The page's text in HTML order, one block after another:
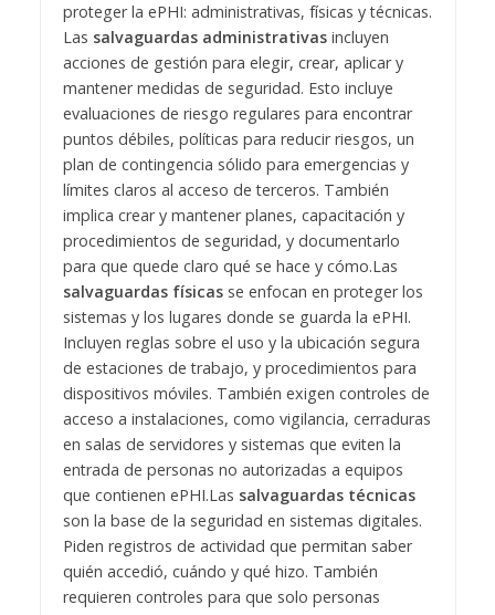
proteger la ePHI: administrativas, físicas y técnicas.
Las salvaguardas administrativasincluyen
acciones de gestión para elegir, crear, aplicar y
mantener medidas de seguridad. Esto incluye
evaluaciones de riesgo regulares para encontrar
puntos débiles, políticas para reducir riesgos, un
plan de contingencia sólido para emergencias y
límites claros al acceso de terceros. También
implica crear y mantener planes, capacitación y
procedimientos de seguridad, y documentarlo
para que quede claro qué se hace y cómo.Las
salvaguardas físicasse enfocan en proteger los
sistemas y los lugares donde se guarda la ePHI.
Incluyen reglas sobre el uso y la ubicación segura
de estaciones de trabajo, y procedimientos para
dispositivos móviles. También exigen controles de
acceso a instalaciones, como vigilancia, cerraduras
en salas de servidores y sistemas que eviten la
entrada de personas no autorizadas a equipos
que contienen ePHI.Las salvaguardas técnicas
son la base de la seguridad en sistemas digitales.
Piden registros de actividad que permitan saber
quién accedió, cuándo y qué hizo. También
requieren controles para que solo personas